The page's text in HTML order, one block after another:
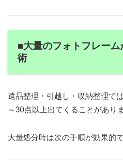
■大量のフォトフレー
術
遺品整理・引越し・収納整理で
～30点以上出てくることがありま
大量処分時は次の手順が効果的で